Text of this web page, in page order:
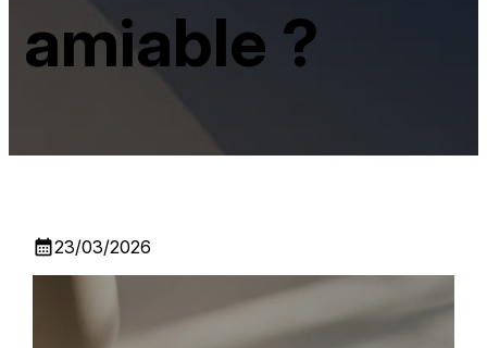
amiable ?
calendar_month23/03/2026